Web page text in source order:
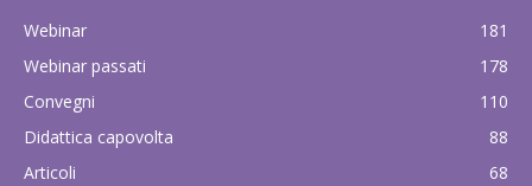
Webinar
181
Webinar passati
178
Convegni
110
Didattica capovolta
88
Articoli
68